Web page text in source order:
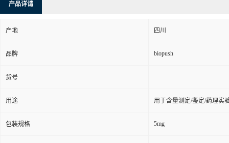
产品详请
产地 四川
品牌 biopush
货号
用途 用于含量测定/鉴定/药理实
包装规格 5mg